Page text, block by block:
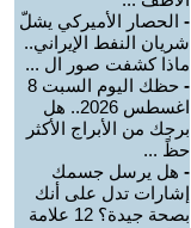
- الحصار الأميركي يشلّ
شريان النفط الإيراني..
ماذا كشفت صور ال ...
-
حظك اليوم السبت 8
اغسطس 2026.. هل
برجك من الأبراج الأكثر
حظً ...
- هل يرسل جسمك
إشارات تدل على أنك
بصحة جيدة؟ 12 علامة